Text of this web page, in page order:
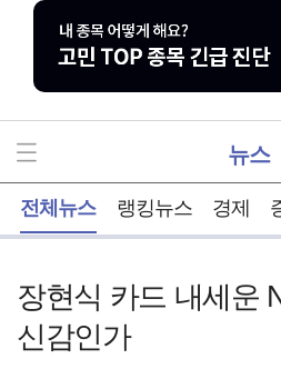
뉴스
전체뉴스 랭킹뉴스 경제
장현식 카드 내세운
신감인가